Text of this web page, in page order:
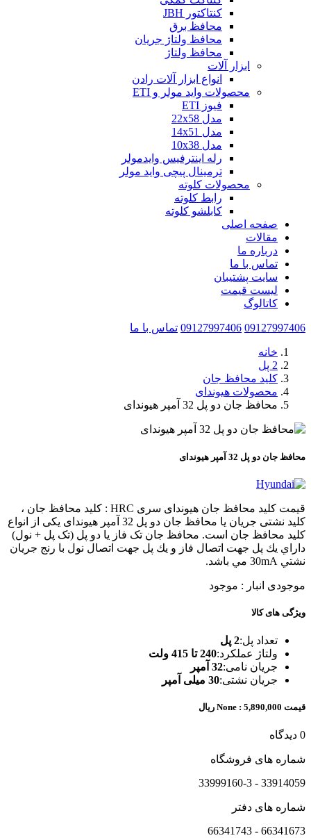
کنتاکتور JBH
محافظ برق
محافظ ولتاژ جریان
محافظ ولتاژ
ابزار آلات
انواع ابزار آلات رادن
محصولات واید مولر و ETI
فیوز ETI
مدل 22x58
مدل 14x51
مدل 10x38
رله اینترفیس وایدمولر
ترمینال پیچی واید مولر
محصولات کلوته
رابط کلوته
کابلشو کلوته
صفحه اصلی
مقالات
درباره ما
تماس با ما
سایت پشتیبان
لیست قیمت
کاتالوگ
09127997406
09127997406 تماس با ما
خانه
2 پل
کلید محافظ جان
محصولات هیوندای
محافظ جان دو پل 32 آمپر هیوندای
محافظ جان دو پل 32 آمپر هیوندای
قیمت کلید محافظ جان هیوندای سری HRC : کلید محافظ جان ،
کلید نشتی جریان یا محافظ جان دو پل 32 آمپر هیوندای یکی از انواع
کلید محافظ جان است. محافظ جان تک فاز یا دو پل (تک پل + نول)
داراي يك پل جهت اتصال فاز و يك پل جهت اتصال نول با رنج جريان
نشتي 30mA مي باشد.
موجودی انبار : موجود
ویژگی های کالا
تعداد پل:2 پل
ولتاژ عملکرد:240 تا 415 ولت
جریان نامی:32 آمپر
جریان نشتی:30 میلی آمپر
قیمت None : 5,890,000 ریال
0 دیدگاه
شماره های فروشگاه
33914059 - 33999160-3
شماره های دفتر
66341673 - 66341743